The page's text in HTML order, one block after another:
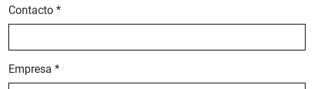
Contacto *
Empresa *